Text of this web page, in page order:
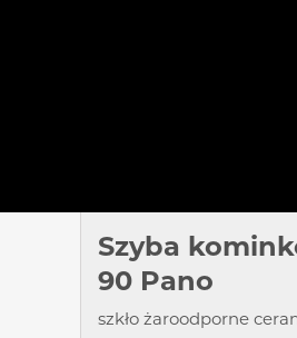
Szyba
90 Pano
szkło żaroodporne